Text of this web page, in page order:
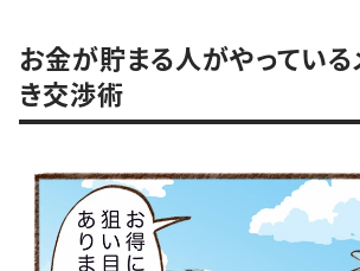
お金が貯まる人がやっている
き交渉術